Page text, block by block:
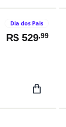
Dia dos Pais
R$529,99